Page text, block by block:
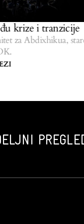
i tranzicije
Abdixhikua, stare